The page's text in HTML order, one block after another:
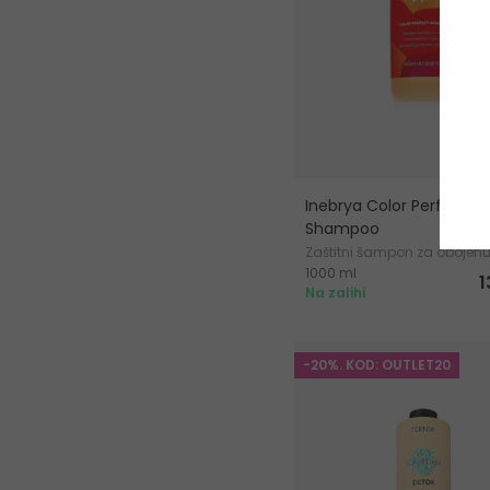
Inebrya Color Perfect
Shampoo
Zaštitni šampon za
1000 ml
Na zalihi
-20%. KOD: OUTLET20